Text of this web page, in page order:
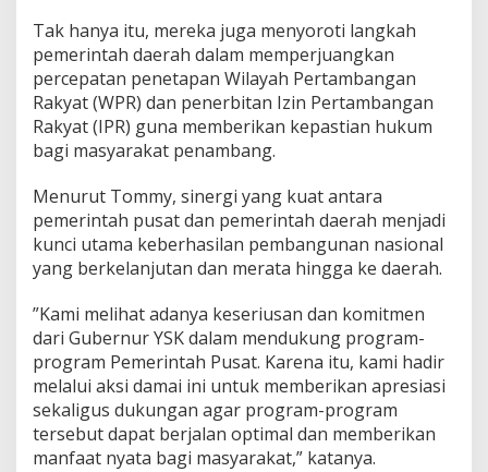
o
-
G
b
r
a
Tak hanya itu, mereka juga menyoroti langkah
pemerintah daerah dalam memperjuangkan
percepatan penetapan Wilayah Pertambangan
Rakyat (WPR) dan penerbitan Izin Pertambangan
Rakyat (IPR) guna memberikan kepastian hukum
bagi masyarakat penambang.
Menurut Tommy, sinergi yang kuat antara
pemerintah pusat dan pemerintah daerah menjadi
kunci utama keberhasilan pembangunan nasional
yang berkelanjutan dan merata hingga ke daerah.
‎”Kami melihat adanya keseriusan dan komitmen
dari Gubernur YSK dalam mendukung program-
program Pemerintah Pusat. Karena itu, kami hadir
melalui aksi damai ini untuk memberikan apresiasi
sekaligus dukungan agar program-program
tersebut dapat berjalan optimal dan memberikan
manfaat nyata bagi masyarakat,” katanya.